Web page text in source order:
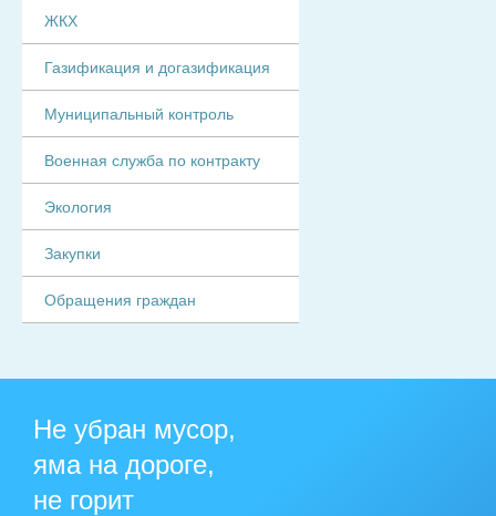
ЖКХ
Газификация и догазификация
Муниципальный контроль
Военная служба по контракту
Экология
Закупки
Обращения граждан
Не убран мусор,
яма на дороге,
не горит